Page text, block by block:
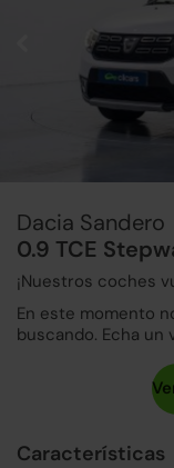
Dacia Sandero
0.9 TCE
¡Nuestros coches
En este momento
buscando. Echa un
Características